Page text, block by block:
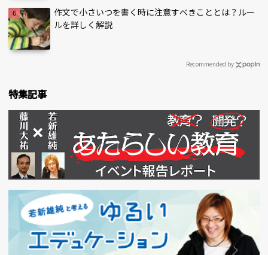
作文で小さいつを書く時に注意すべきこととは？ルー
ルを詳しく解説
Recommended by
特集記事